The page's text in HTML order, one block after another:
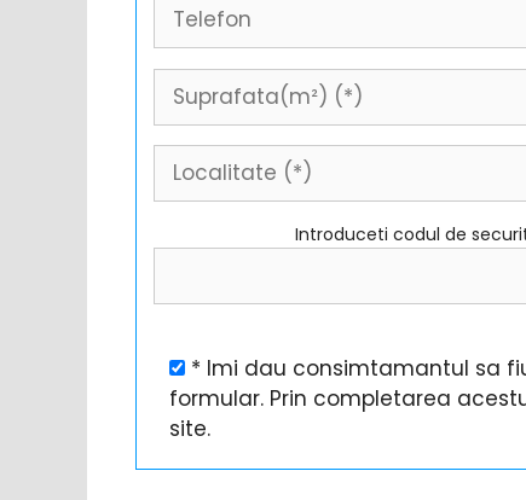
Introduceti codul de
* Imi dau consimtamantul sa
formular. Prin completarea
site.